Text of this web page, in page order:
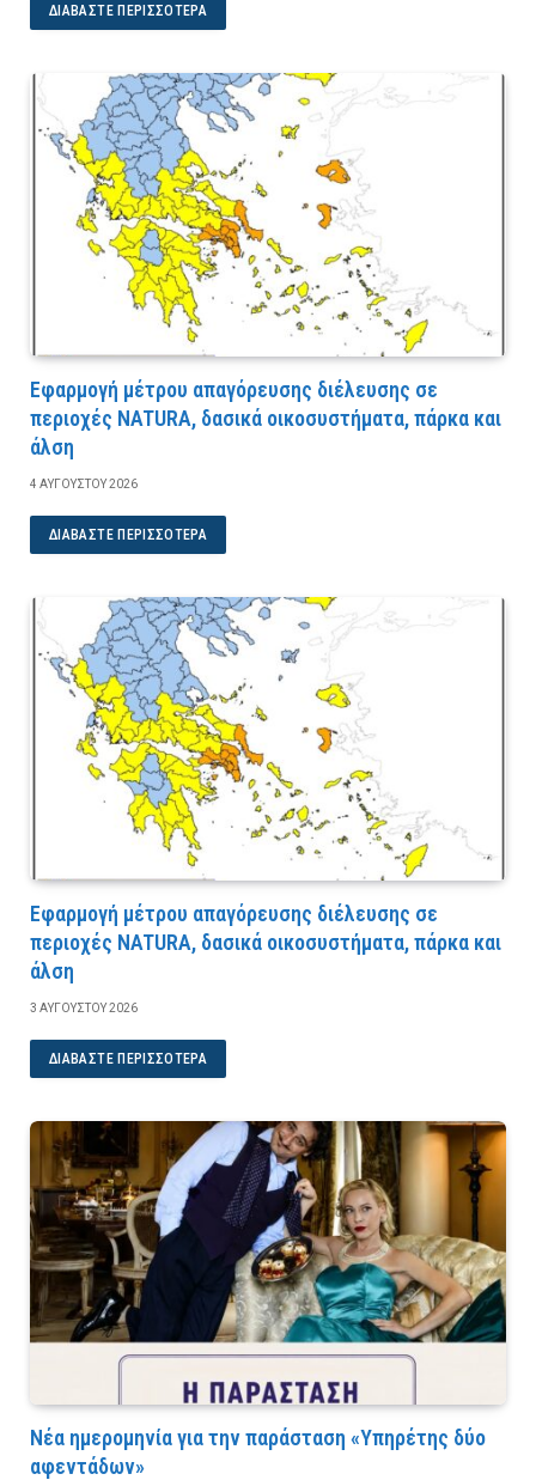
ΔΙΑΒΆΣΤΕ ΠΕΡΙΣΣΌΤΕΡΑ
Εφαρμογή μέτρου απαγόρευσης διέλευσης σε
περιοχές NATURA, δασικά οικοσυστήματα, πάρκα και
άλση
4 ΑΥΓΟΎΣΤΟΥ 2026
ΔΙΑΒΆΣΤΕ ΠΕΡΙΣΣΌΤΕΡΑ
Εφαρμογή μέτρου απαγόρευσης διέλευσης σε
περιοχές NATURA, δασικά οικοσυστήματα, πάρκα και
άλση
3 ΑΥΓΟΎΣΤΟΥ 2026
ΔΙΑΒΆΣΤΕ ΠΕΡΙΣΣΌΤΕΡΑ
Νέα ημερομηνία για την παράσταση «Υπηρέτης δύο
αφεντάδων»